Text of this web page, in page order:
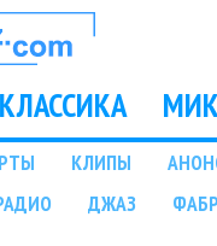
КЛАССИКА
КЛИПЫ
ДЖАЗ